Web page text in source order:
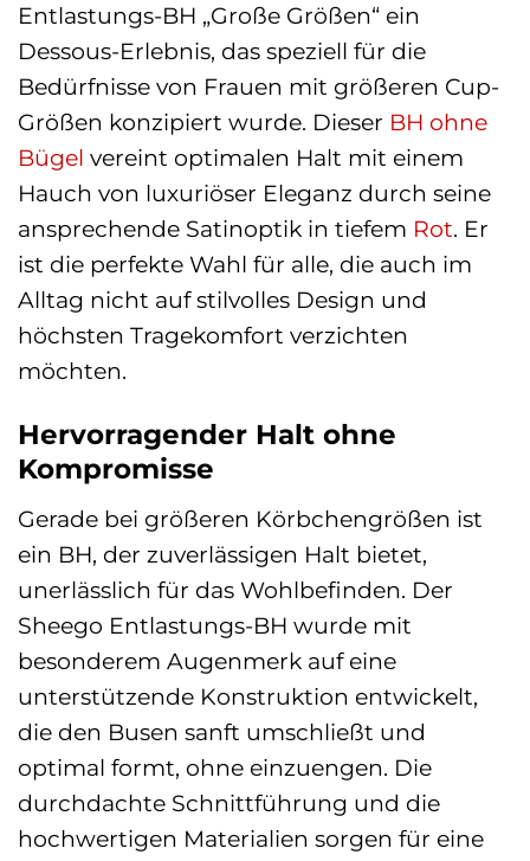
Entlastungs-BH „Große Größen“ ein
Dessous-Erlebnis, das speziell für die
Bedürfnisse von Frauen mit größeren Cup-
Größen konzipiert wurde. Dieser BH ohne
Bügel vereint optimalen Halt mit einem
Hauch von luxuriöser Eleganz durch seine
ansprechende Satinoptik in tiefem Rot. Er
ist die perfekte Wahl für alle, die auch im
Alltag nicht auf stilvolles Design und
höchsten Tragekomfort verzichten
möchten.
Hervorragender Halt ohne
Kompromisse
Gerade bei größeren Körbchengrößen ist
ein BH, der zuverlässigen Halt bietet,
unerlässlich für das Wohlbefinden. Der
Sheego Entlastungs-BH wurde mit
besonderem Augenmerk auf eine
unterstützende Konstruktion entwickelt,
die den Busen sanft umschließt und
optimal formt, ohne einzuengen. Die
durchdachte Schnittführung und die
hochwertigen Materialien sorgen für eine